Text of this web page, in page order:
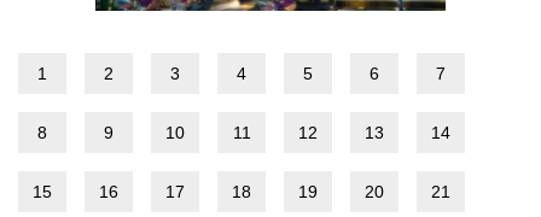
1 2 3 4 5 6 7
8 9 10 11 12 13 14
15 16 17 18 19 20 21